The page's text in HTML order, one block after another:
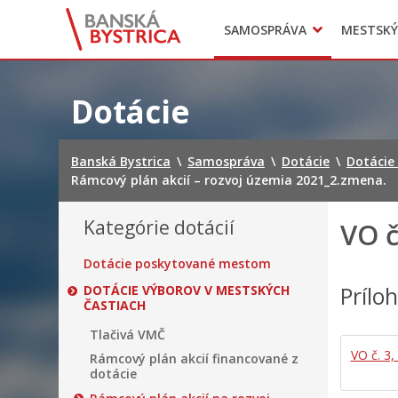
SAMOSPRÁVA
Oznamy
Mladí BB
Head of Municipal office
Dotácie
Banská Bystrica \ Samospráva \ Dotácie \
Rámcový plán akcií – rozvoj územia 2021_2.zmena.
Kategórie dotácií
Dotácie poskytované mestom
DOTÁCIE VÝBOROV V MESTSKÝCH
ČASTIACH
Tlačivá VMČ
Rámcový plán akcií financované z
dotácie
VO
VO č.